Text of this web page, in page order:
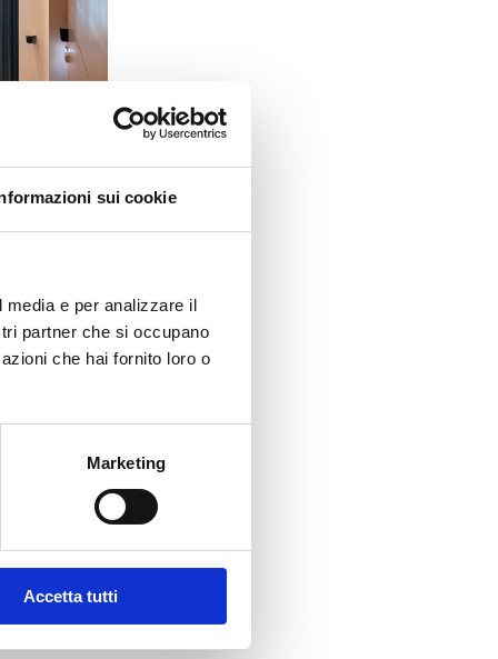
sui cookie
e per analizzare il
partner che si occupano
che hai fornito loro o
Marketing
Accetta tutti
Direttore
hanno
Unico di